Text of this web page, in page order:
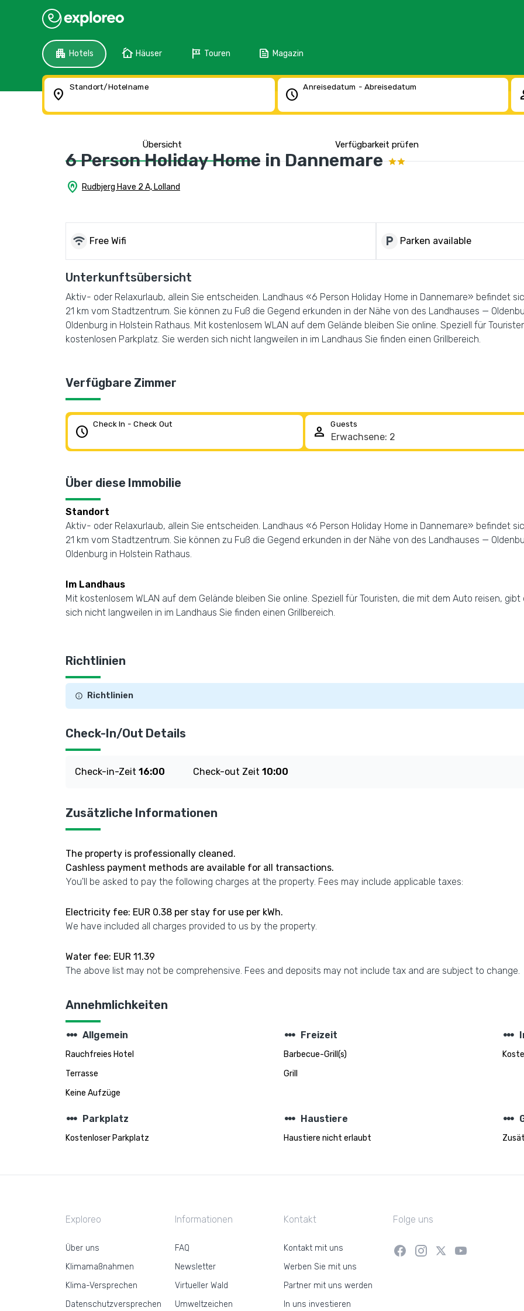
apartment Hotels cottage Häuser tour Touren feed Magazin
location_on Standort/Hotelname schedule Anreisedatum - Abreisedatum
Übersicht Verfügbarkeit prüfen
6 Person Holiday Home in Dannemare
home_pin Rudbjerg Have 2 A, Lolland
wifi Free Wifi local_parking Parken available
Unterkunftsübersicht
Aktiv- oder Relaxurlaub, allein Sie entscheiden. Landhaus «6 Person Holiday Home in Dannemare» befindet
21 km vom Stadtzentrum. Sie können zu Fuß die Gegend erkunden in der Nähe von des Landhauses —
Oldenburg in Holstein Rathaus. Mit kostenlosem WLAN auf dem Gelände bleiben Sie online. Speziell für
kostenlosen Parkplatz. Sie werden sich nicht langweilen in im Landhaus Sie finden einen Grillbereich.
Verfügbare Zimmer
schedule Check In - Check Out person Guests
Über diese Immobilie
Standort
Aktiv- oder Relaxurlaub, allein Sie entscheiden. Landhaus «6 Person Holiday Home in Dannemare» befindet
21 km vom Stadtzentrum. Sie können zu Fuß die Gegend erkunden in der Nähe von des Landhauses —
Oldenburg in Holstein Rathaus.
Im Landhaus
Mit kostenlosem WLAN auf dem Gelände bleiben Sie online. Speziell für Touristen, die mit dem Auto reisen,
sich nicht langweilen in im Landhaus Sie finden einen Grillbereich.
Richtlinien
Richtlinien
Check-In/Out Details
Check-in-Zeit 16:00 Check-out Zeit 10:00
Zusätzliche Informationen
The property is professionally cleaned.
Cashless payment methods are available for all transactions.
You'll be asked to pay the following charges at the property. Fees may include applicable taxes:
Electricity fee: EUR 0.38 per stay for use per kWh.
We have included all charges provided to us by the property.
Water fee: EUR 11.39
The above list may not be comprehensive. Fees and deposits may not include tax and are subject to change.
Annehmlichkeiten
steppers Allgemein
Rauchfreies Hotel
Terrasse
Keine Aufzüge
steppers Freizeit
Barbecue-Grill(s)
Grill
steppers
steppers Parkplatz
Kostenloser Parkplatz
steppers Haustiere
Haustiere nicht erlaubt
steppers
Exploreo
Über uns
Klimamaßnahmen
Klima-Versprechen
Datenschutzversprechen
Informationen
FAQ
Newsletter
Virtueller Wald
Umweltzeichen
Kontakt
Kontakt mit uns
Werben Sie mit uns
Partner mit uns werden
In uns investieren
Folge uns